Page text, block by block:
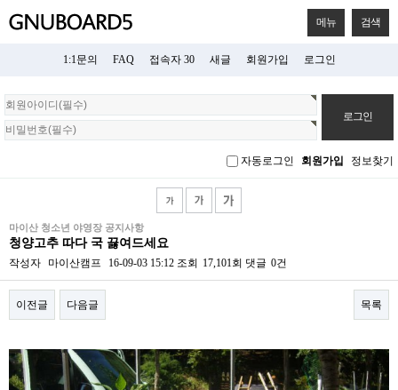
메뉴 검색
1:1문의 FAQ 접속자 30 새글 회원가입 로그인
회
원
로
자동로그인 회원가입 정보찾기
마이산 청소년 야영장 공지사항
청양고추 따다 국 끓여드세요
작성자 마이산캠프 16-09-03 15:12 조회 17,101회 댓글 0건
이전글 다음글 목록
본문